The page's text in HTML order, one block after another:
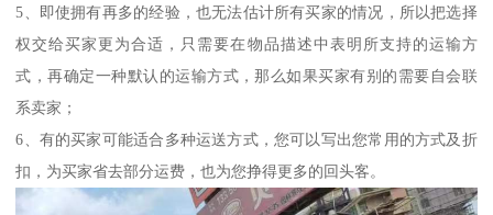
5、即使拥有再多的经验，也无法估计所有买家的情况，所以把选择
权交给买家更为合适，只需要在物品描述中表明所支持的运输方
式，再确定一种默认的运输方式，那么如果买家有别的需要自会联
系卖家；
6、有的买家可能适合多种运送方式，您可以写出您常用的方式及折
扣，为买家省去部分运费，也为您挣得更多的回头客。